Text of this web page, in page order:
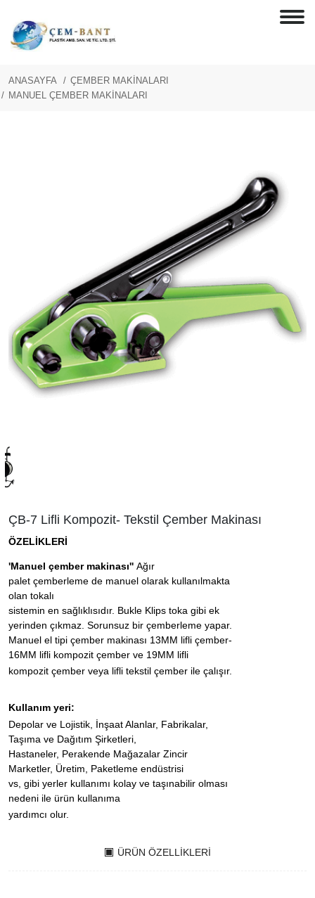
ANASAYFA
ÇEMBER MAKİNALARI
MANUEL ÇEMBER MAKİNALARI
ÇB-7 Lifli Kompozit- Tekstil Çember Makinası
ÖZELİKLERİ
'Manuel çember makinası'' Ağır
palet çemberleme de manuel olarak kullanılmakta
olan tokalı
sistemin en sağlıklısıdır. Bukle Klips toka gibi ek
yerinden çıkmaz. Sorunsuz bir çemberleme yapar.
Manuel el tipi çember makinası 13MM lifli çember-
16MM lifli kompozit çember ve 19MM lifli
kompozit çember veya lifli tekstil çember ile çalışır.
Kullanım yeri:
Depolar ve Lojistik, İnşaat Alanlar, Fabrikalar,
Taşıma ve Dağıtım Şirketleri,
Hastaneler, Perakende Mağazalar Zincir
Marketler, Üretim, Paketleme endüstrisi
vs, gibi yerler kullanımı kolay ve taşınabilir olması
nedeni ile ürün kullanıma
yardımcı olur.
ÜRÜN ÖZELLIKLERI